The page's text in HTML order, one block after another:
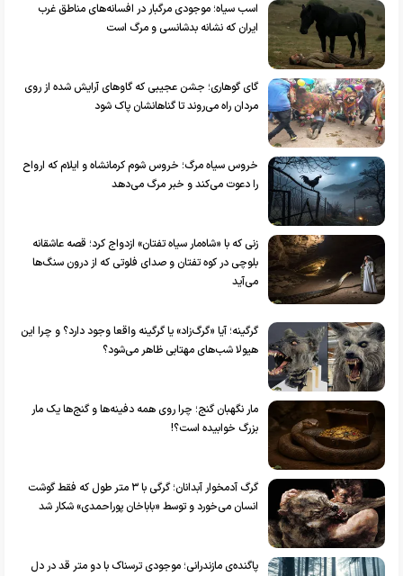
اسب سیاه؛ موجودی مرگبار در افسانه‌های مناطق غرب
ایران که نشانه‌ بدشانسی و مرگ است
گای گوهاری؛ جشن عجیبی که گاو‌های آرایش شده از روی
مردان راه می‌روند تا گناهانشان پاک شود
خروس سیاه مرگ؛ خروس شوم کرمانشاه و ایلام که ارواح
را دعوت می‌کند و خبر مرگ می‌دهد
زنی که با «شاه‌مار سیاه تفتان» ازدواج کرد؛ قصه عاشقانه
بلوچی در کوه تفتان و صدای فلوتی که از درون سنگ‌ها
می‌آید
گرگینه؛ آیا «گرگ‌زاد» یا گرگینه واقعا وجود دارد؟ و چرا این
هیولا شب‌های مهتابی ظاهر می‌شود؟
مار نگهبان گنج؛ چرا روی همه دفینه‌ها و گنج‌ها یک مار
بزرگ خوابیده است؟!
گرگ آدمخوار آبدانان؛ گرگی با ۳ متر طول که فقط گوشت
انسان می‌خورد و توسط «باباخان پوراحمدی» شکار شد
پاگنده‌ی مازندرانی؛ موجودی ترسناک با دو متر قد در دل